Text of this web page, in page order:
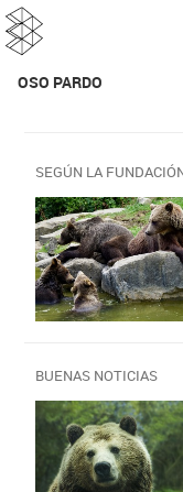
OSO PARDO
SEGÚN LA
BUENAS NOTICIAS